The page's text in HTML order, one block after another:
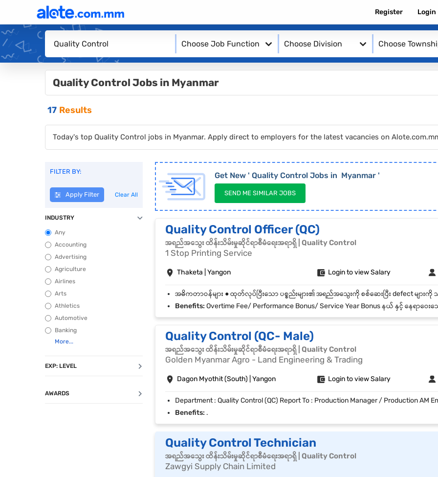
Register Login
Choose Job Function Choose Division Choose
Quality Control Jobs in Myanmar
17 Results
Today's top Quality Control jobs in Myanmar. Apply direct to employers for the latest vacancies on
FILTER BY:
Apply Filter Clear All
INDUSTRY
Any
Accounting
Advertising
Agriculture
Airlines
Arts
Athletics
Automotive
Banking
EXP: LEVEL
AWARDS
Get New ' Quality Control Jobs in Myanmar '
SEND ME SIMILAR JOBS
Quality Control Officer (QC)
အရည်အသွေး ထိန်းသိမ်းမှုဆိုင်ရာစီမံရေးအရာရှိ | Quality Control
1 Stop Printing Service
Thaketa | Yangon Login to view Salary
Benefits: Overtime Fee/ Performance Bonus/ Service Year Bonus နယ် နှင့် နေရာဝေးသော ဝန်ထမ်းများအတွက် နေစရာစီစဉ်
Quality Control (QC- Male)
အရည်အသွေး ထိန်းသိမ်းမှုဆိုင်ရာစီမံရေးအရာရှိ | Quality Control
Golden Myanmar Agro - Land Engineering & Trading
Dagon Myothit (South) | Yangon Login to view Salary
Benefits: .
Quality Control Technician
အရည်အသွေး ထိန်းသိမ်းမှုဆိုင်ရာစီမံရေးအရာရှိ | Quality Control
Zawgyi Supply Chain Limited